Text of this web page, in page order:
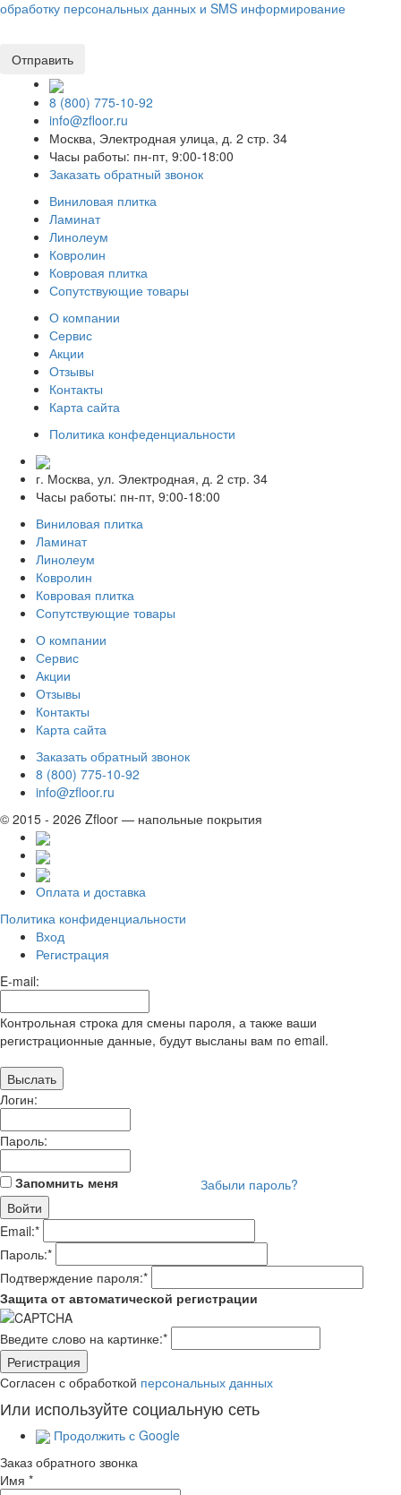
обработку персональных данных и SMS информирование
8 (800) 775-10-92
info@zfloor.ru
Москва, Электродная улица, д. 2 стр. 34
Часы работы: пн-пт, 9:00-18:00
Заказать обратный звонок
Виниловая плитка
Ламинат
Линолеум
Ковролин
Ковровая плитка
Сопутствующие товары
О компании
Сервис
Акции
Отзывы
Контакты
Карта сайта
Политика конфеденциальности
г. Москва, ул. Электродная, д. 2 стр. 34
Часы работы: пн-пт, 9:00-18:00
Виниловая плитка
Ламинат
Линолеум
Ковролин
Ковровая плитка
Сопутствующие товары
О компании
Сервис
Акции
Отзывы
Контакты
Карта сайта
Заказать обратный звонок
8 (800) 775-10-92
info@zfloor.ru
© 2015 - 2026 Zfloor — напольные покрытия
Оплата и доставка
Политика конфиденциальности
Вход
Регистрация
E-mail:
Контрольная строка для смены пароля, а также ваши
регистрационные данные, будут высланы вам по email.
Логин:
Пароль:
Запомнить меня Забыли пароль?
Email:*
Пароль:*
Подтверждение пароля:*
Защита от автоматической регистрации
Введите слово на картинке:*
Согласен с обработкой персональных данных
Или используйте социальную сеть
Продолжить с Google
Заказ обратного звонка
Имя *